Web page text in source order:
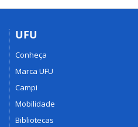
UFU
Conheça
Marca UFU
Campi
Mobilidade
Bibliotecas